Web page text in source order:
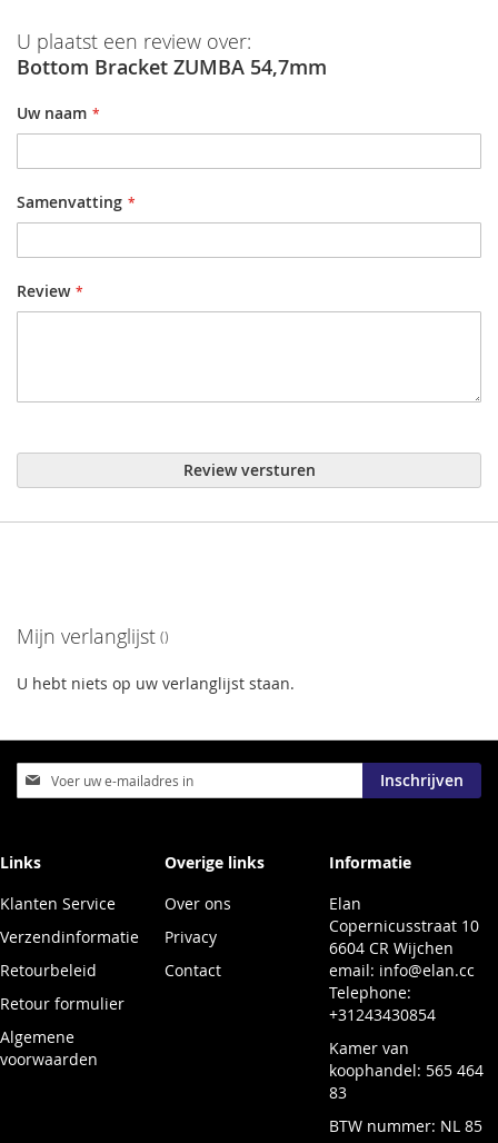
U plaatst een review over:
Bottom Bracket ZUMBA 54,7mm
Uw naam
Samenvatting
Review
Review versturen
Mijn verlanglijst
U hebt niets op uw verlanglijst staan.
Abonneer
u
nieuwsbrief
Inschrijven
Links
Klanten Service
Verzendinformatie
Retourbeleid
Retour formulier
Algemene
voorwaarden
Overige links
Over ons
Privacy
Contact
Informatie
Elan
Copernicusstraat 10
6604 CR Wijchen
email: info@elan.cc
Telephone:
+31243430854
Kamer van
koophandel: 565 464
83
BTW nummer: NL 85